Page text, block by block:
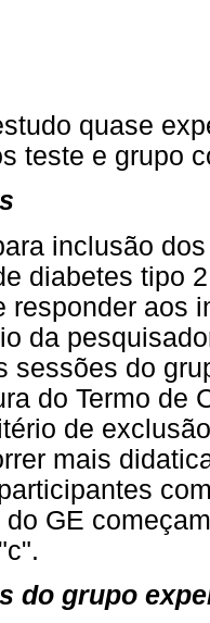
quase
teste e grupo
inclusão
diabetes tipo
responder aos
da
sessões do
do Termo de
de
mais
GE
do grupo